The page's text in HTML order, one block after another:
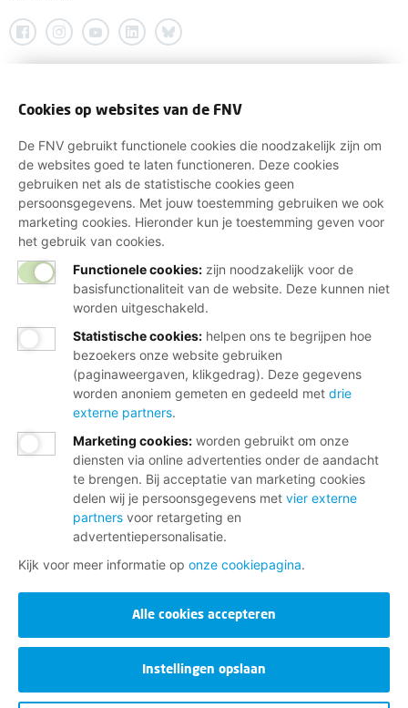
Cookies op websites van de FNV
De FNV gebruikt functionele cookies die noodzakelijk zijn om
de websites goed te laten functioneren. Deze cookies
gebruiken net als de statistische cookies geen
persoonsgegevens. Met jouw toestemming gebruiken we ook
marketing cookies. Hieronder kun je toestemming geven voor
het gebruik van cookies.
Functionele cookies: zijn noodzakelijk voor de
basisfunctionaliteit van de website. Deze kunnen niet
worden uitgeschakeld.
Statistische cookies: helpen ons te begrijpen hoe
bezoekers onze website gebruiken
(paginaweergaven, klikgedrag). Deze gegevens
worden anoniem gemeten en gedeeld met drie
externe partners.
Marketing cookies: worden gebruikt om onze
diensten via online advertenties onder de aandacht
te brengen. Bij acceptatie van marketing cookies
delen wij je persoonsgegevens met vier externe
partners voor retargeting en
advertentiepersonalisatie.
Kijk voor meer informatie op onze cookiepagina.
Alle cookies accepteren
Instellingen opslaan